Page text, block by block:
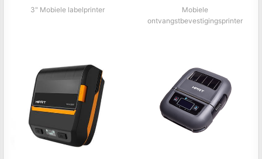
3" Mobiele labelprinter
Mobiele
ontvangstbevestigingsprinter